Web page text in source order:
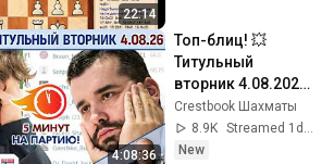
22:14
4:08:36
Топ-блиц! 💥
Титульный
вторник 4.08.2026
⏰ 18.00 🎤 Шипов,
Филимонов ♕
Шахматы
Crestbook Шахматы
8.9K
Streamed 1d ago
New